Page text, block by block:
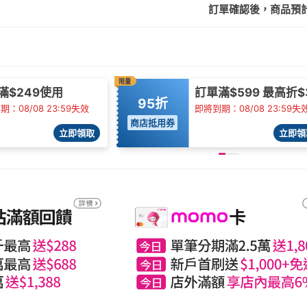
訂單確認後，商品
$249使用
：08/08 23:59失效
立即領取
限量
95折
商店抵用券
訂單滿$599 最高折
即將到期：08/08 23:59失
立即